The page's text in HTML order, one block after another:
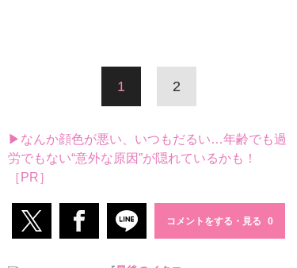
1 2
▶なんか顔色が悪い、いつもだるい…年齢でも過
労でもない“意外な原因”が隠れているかも！
［PR］
コメントをする・見る